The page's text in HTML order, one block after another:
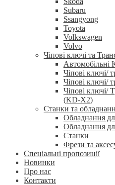
Subaru
Ssangyong
Toyota
Volkswagen
Volvo
Чіпові ключі та
Автомобільні
Чіпові ключі/
Чіпові ключі/
Чіпові ключі/
(KD-X2)
Станки та
Обладнання
Обладнання
Станки
Фрези та
Спеціальні пропозиції
Новинки
Про нас
Контакти